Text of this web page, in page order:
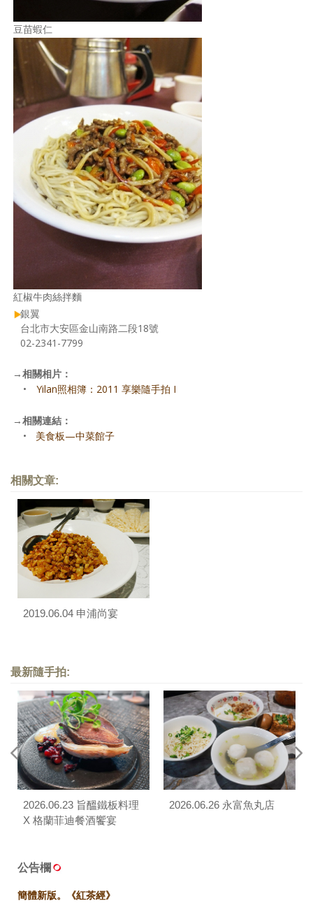
豆苗蝦仁
紅椒牛肉絲拌麵
銀翼
台北市大安區金山南路二段18號
02-2341-7799
→相關相片：
•
Yilan照相簿：2011 享樂隨手拍 I
→相關連結：
•
美食板—中菜館子
相關文章:
2019.06.04 申浦尚宴
最新隨手拍:
2026.06.23 旨醞鐵板料理
X 格蘭菲迪餐酒饗宴
2026.06.26 永富魚丸店
公告欄
簡體新版。《紅茶經》